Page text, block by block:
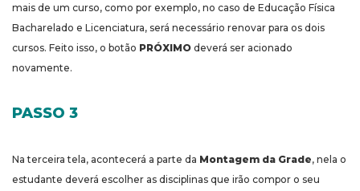
mais de um curso, como por exemplo, no caso de Educação Física
Bacharelado e Licenciatura, será necessário renovar para os dois
cursos. Feito isso, o botão PRÓXIMO deverá ser acionado
novamente.
PASSO 3
Na terceira tela, acontecerá a parte da Montagem da Grade, nela o
estudante deverá escolher as disciplinas que irão compor o seu